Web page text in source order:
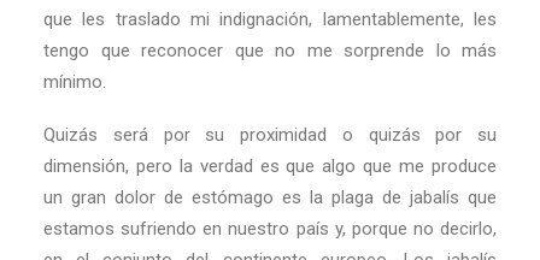
que les traslado mi indignación, lamentablemente, les
tengo que reconocer que no me sorprende lo más
mínimo.
Quizás será por su proximidad o quizás por su
dimensión, pero la verdad es que algo que me produce
un gran dolor de estómago es la plaga de jabalís que
estamos sufriendo en nuestro país y, porque no decirlo,